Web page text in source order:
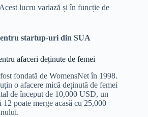
Acest lucru variază și în funcție de
startup-uri din SUA
afaceri deținute de femei
fondată de WomensNet în 1998.
o afacere mică deținută de femei
de început de 10,000 USD, un
poate merge acasă cu 25,000